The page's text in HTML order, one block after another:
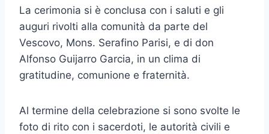
La cerimonia si è conclusa con i saluti e gli
auguri rivolti alla comunità da parte del
Vescovo, Mons. Serafino Parisi, e di don
Alfonso Guijarro Garcia, in un clima di
gratitudine, comunione e fraternità.
Al termine della celebrazione si sono svolte le
foto di rito con i sacerdoti, le autorità civili e